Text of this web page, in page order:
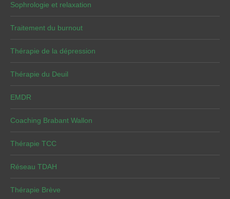
Sophrologie et relaxation
Traitement du burnout
Thérapie de la dépression
Thérapie du Deuil
EMDR
Coaching Brabant Wallon
Thérapie TCC
Réseau TDAH
Thérapie Brève